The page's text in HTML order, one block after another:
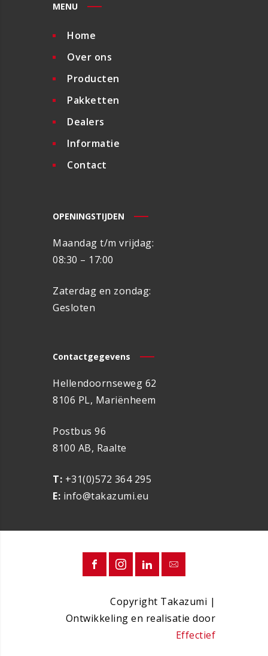
MENU
Home
Over ons
Producten
Pakketten
Dealers
Informatie
Contact
OPENINGSTIJDEN
Maandag t/m vrijdag:
08:30 – 17:00
Zaterdag en zondag:
Gesloten
Contactgegevens
Hellendoornseweg 62
8106 PL, Mariënheem
Postbus 96
8100 AB, Raalte
T: +31(0)572 364 295
E: info@takazumi.eu
Copyright Takazumi |
Ontwikkeling en realisatie door
Effectief